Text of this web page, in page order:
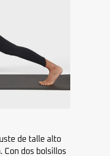
de talle alto
Con dos bolsillos